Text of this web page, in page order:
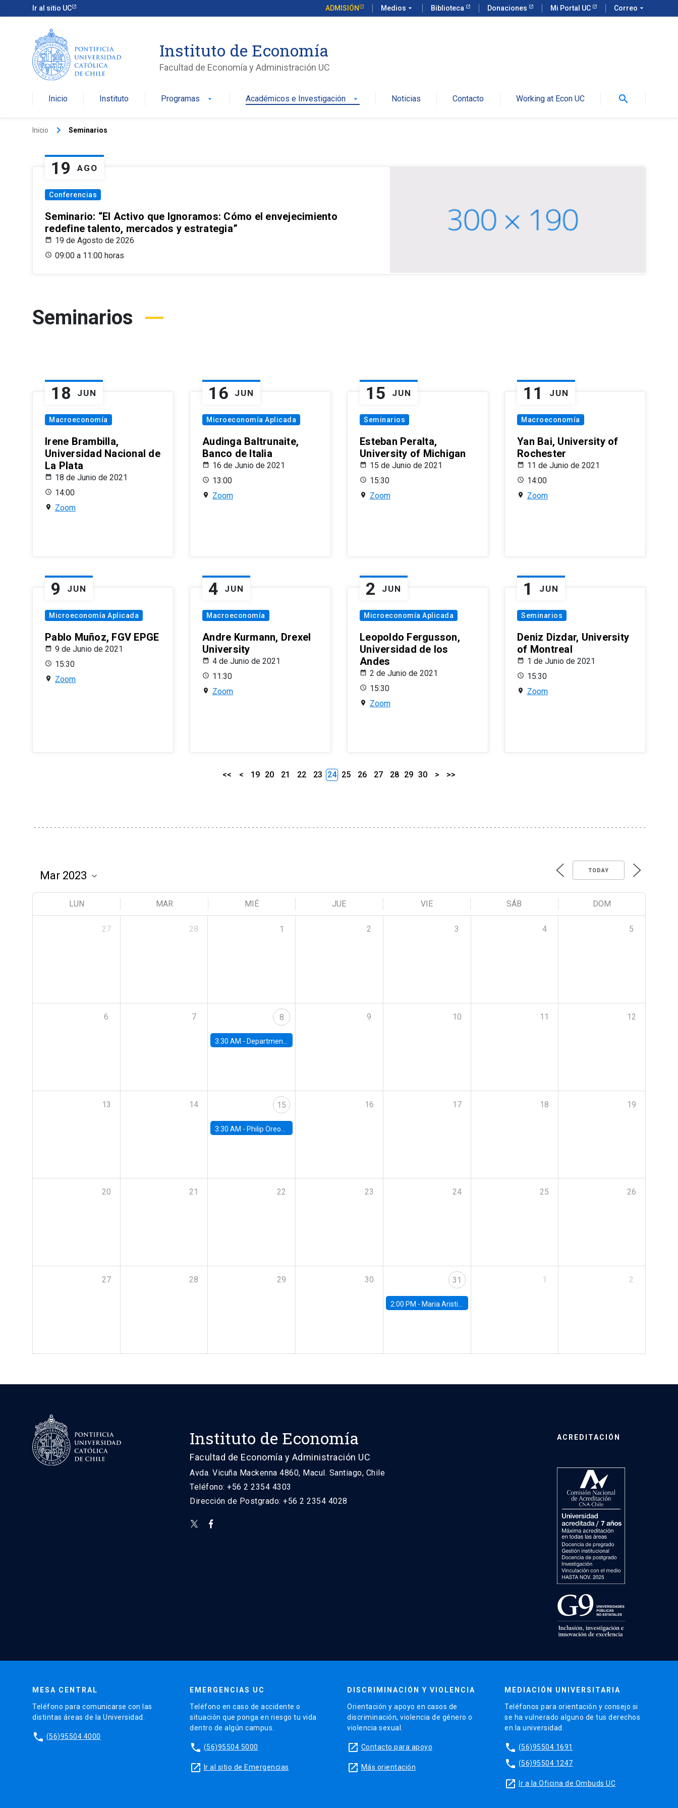
Ir al sitio UC ADMISIÓN Medios arrow_drop_down Biblioteca Donaciones Mi Portal UC Correo arrow_drop_down
Instituto de Economía
Facultad de Economía y Administración UC
Inicio Instituto Programas arrow_drop_down Académicos e Investigación arrow_drop_down Noticias Contacto Working at Econ UC search
Inicio keyboard_arrow_right Seminarios
19 AGO
Conferencias
Seminario: “El Activo que Ignoramos: Cómo el envejecimiento
redefine talento, mercados y estrategia”
19 de Agosto de 2026
09:00 a 11:00 horas
Seminarios
18 JUN
Macroeconomía
Irene Brambilla,
Universidad Nacional de
La Plata
18 de Junio de 2021
14:00
Zoom
16 JUN
Microeconomía Aplicada
Audinga Baltrunaite,
Banco de Italia
16 de Junio de 2021
13:00
Zoom
15 JUN
Seminarios
Esteban Peralta,
University of Michigan
15 de Junio de 2021
15:30
Zoom
11 JUN
Macroeconomía
Yan Bai, University of
Rochester
11 de Junio de 2021
14:00
Zoom
9 JUN
Microeconomía Aplicada
Pablo Muñoz, FGV EPGE
9 de Junio de 2021
15:30
Zoom
4 JUN
Macroeconomía
Andre Kurmann, Drexel
University
4 de Junio de 2021
11:30
Zoom
2 JUN
Microeconomía Aplicada
Leopoldo Fergusson,
Universidad de los
Andes
2 de Junio de 2021
15:30
Zoom
1 JUN
Seminarios
Deniz Dizdar, University
of Montreal
1 de Junio de 2021
15:30
Zoom
<< < 19 20 21 22 23 24 25 26 27 28 29 30 > >>
TODAY
LUN MAR MIÉ JUE VIE SÁB DOM
27 28 1 2 3 4 5
6 7 8
3:30 AM - Department Seminar: James Robinson
9 10 11 12
13 14 15
3:30 AM - Philip Oreopolous, University of Toronto
16 17 18 19
20 21 22 23 24 25 26
27 28 29 30 31
2:00 PM - Maria Aristizabal-Ramirez, FED Board
1 2
Instituto de Economía
Facultad de Economía y Administración UC
Avda. Vicuña Mackenna 4860, Macul. Santiago, Chile
Teléfono: +56 2 2354 4303
Dirección de Postgrado: +56 2 2354 4028
ACREDITACIÓN
MESA CENTRAL
Teléfono para comunicarse con las
distintas áreas de la Universidad.
phone (56)95504 4000
EMERGENCIAS UC
Teléfono en caso de accidente o
situación que ponga en riesgo tu vida
dentro de algún campus.
phone (56)95504 5000
launch Ir al sitio de Emergencias
DISCRIMINACIÓN Y VIOLENCIA
Orientación y apoyo en casos de
discriminación, violencia de género o
violencia sexual.
launch Contacto para apoyo
launch Más orientación
MEDIACIÓN UNIVERSITARIA
Teléfonos para orientación y consejo si
se ha vulnerado alguno de tus derechos
en la universidad.
phone (56)95504 1691
phone (56)95504 1247
launch Ir a la Oficina de Ombuds UC